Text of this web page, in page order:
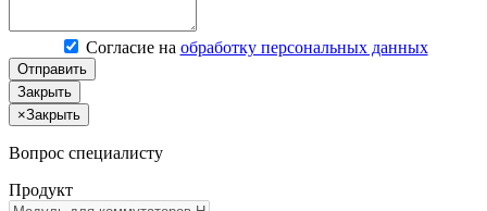
Согласие на обработку персональных данных
Отправить
Закрыть
×Закрыть
Вопрос специалисту
Продукт